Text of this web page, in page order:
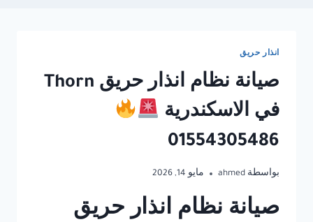
انذار حريق
صيانة نظام انذار حريق Thorn
في الاسكندرية
01554305486
بواسطة ahmed مايو 14, 2026
صيانة نظام انذار حريق